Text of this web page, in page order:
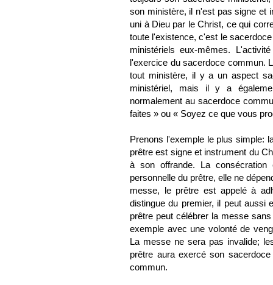
son ministère, il n'est pas signe et
uni à Dieu par le Christ, ce qui
toute l'existence, c'est le
ministériels eux-mêmes.
l'exercice du sacerdoce commun.
tout ministère, il y a un aspect
ministériel, mais il y a
normalement au sacerdoce
faites » ou « Soyez ce que vous
Prenons l'exemple le plus simple:
prêtre est signe et instrument du
à son offrande. La
personnelle du prêtre, elle ne
messe, le prêtre est appelé à
distingue du premier, il peut aussi
prêtre peut célébrer la messe
exemple avec une volonté de
La messe ne sera pas invalide;
prêtre aura exercé son
commun.